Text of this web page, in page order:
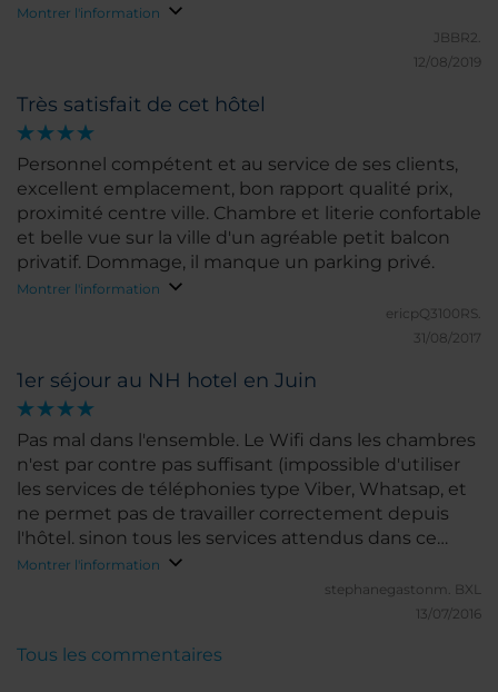
Montrer l'information
JBBR2.
12/08/2019
Très satisfait de cet hôtel
Personnel compétent et au service de ses clients,
excellent emplacement, bon rapport qualité prix,
proximité centre ville. Chambre et literie confortable
et belle vue sur la ville d'un agréable petit balcon
privatif. Dommage, il manque un parking privé.
Montrer l'information
ericpQ3100RS.
31/08/2017
1er séjour au NH hotel en Juin
Pas mal dans l'ensemble. Le Wifi dans les chambres
n'est par contre pas suffisant (impossible d'utiliser
les services de téléphonies type Viber, Whatsap, et
ne permet pas de travailler correctement depuis
l'hôtel. sinon tous les services attendus dans ce
genre d'établissement sont présents et de bonne
Montrer l'information
stephanegastonm.
BXL
13/07/2016
Tous les commentaires